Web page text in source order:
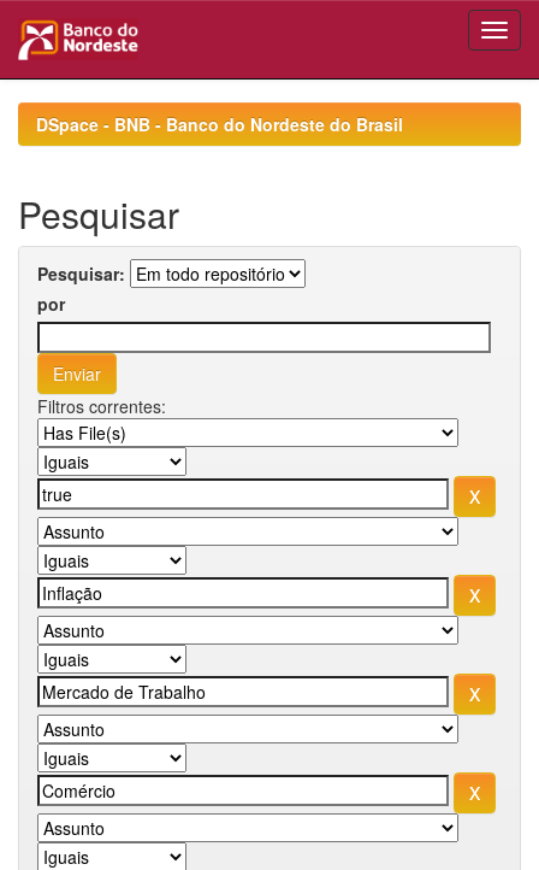
navigationDSpace - BNB - Banco do Nordeste do Brasil
Pesquisar
Pesquisar:
por
Filtros correntes: